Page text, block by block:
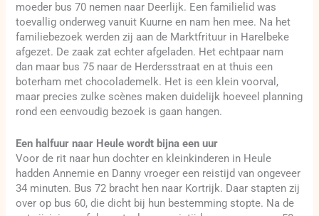
moeder bus 70 nemen naar Deerlijk. Een familielid was
toevallig onderweg vanuit Kuurne en nam hen mee. Na het
familiebezoek werden zij aan de Marktfrituur in Harelbeke
afgezet. De zaak zat echter afgeladen. Het echtpaar nam
dan maar bus 75 naar de Herdersstraat en at thuis een
boterham met chocolademelk. Het is een klein voorval,
maar precies zulke scènes maken duidelijk hoeveel planning
rond een eenvoudig bezoek is gaan hangen.
Een halfuur naar Heule wordt bijna een uur
Voor de rit naar hun dochter en kleinkinderen in Heule
hadden Annemie en Danny vroeger een reistijd van ongeveer
34 minuten. Bus 72 bracht hen naar Kortrijk. Daar stapten zij
over op bus 60, die dicht bij hun bestemming stopte. Na de